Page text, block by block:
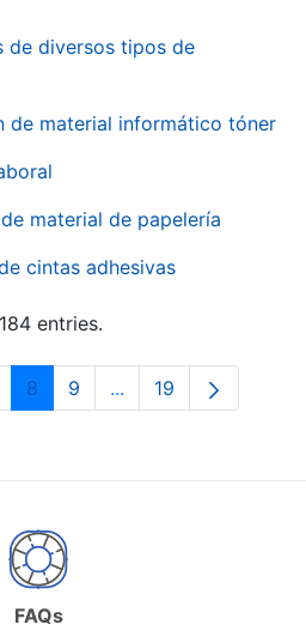
de diversos tipos de
de material informático tóner
material de papelería
cintas adhesivas
entries.
Pages Use TAB to
Page
8 Page
9 ...Intermediate Pages
Page
19
FAQs